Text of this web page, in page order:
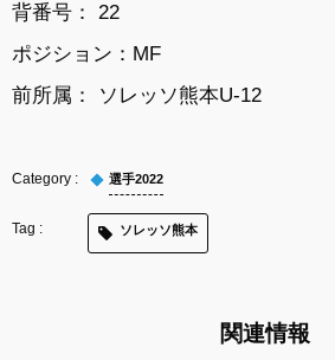
背番号： 22
ポジション：MF
前所属： ソレッソ熊本U-12
選手2022
ソレッソ熊本
関連情報